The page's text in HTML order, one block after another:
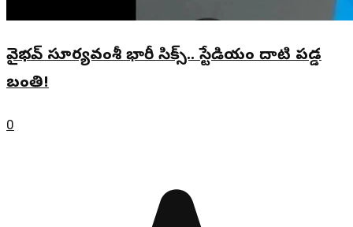
వైభవ్ సూర్యవంశీ భారీ సిక్స్.. స్టేడియం దాటి పడ్డ
బంతి!
0